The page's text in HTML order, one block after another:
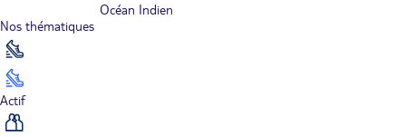
Océan Indien
Nos thématiques
Actif